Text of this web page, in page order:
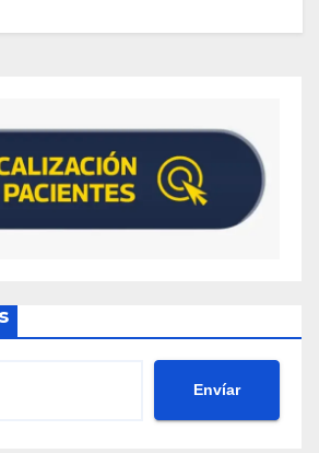
Envíar